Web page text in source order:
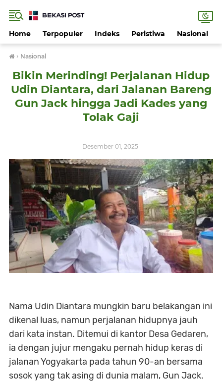
Home Terpopuler Indeks Peristiwa Nasional
› Nasional
Bikin Merinding! Perjalanan Hidup
Udin Diantara, dari Jalanan Bareng
Gun Jack hingga Jadi Kades yang
Tolak Gaji
Desember 01, 2025
Nama Udin Diantara mungkin baru belakangan ini
dikenal luas, namun perjalanan hidupnya jauh
dari kata instan. Ditemui di kantor Desa Gedaren,
ia dengan jujur mengaku pernah hidup keras di
jalanan Yogyakarta pada tahun 90-an bersama
sosok yang tak asing di dunia malam, Gun Jack.